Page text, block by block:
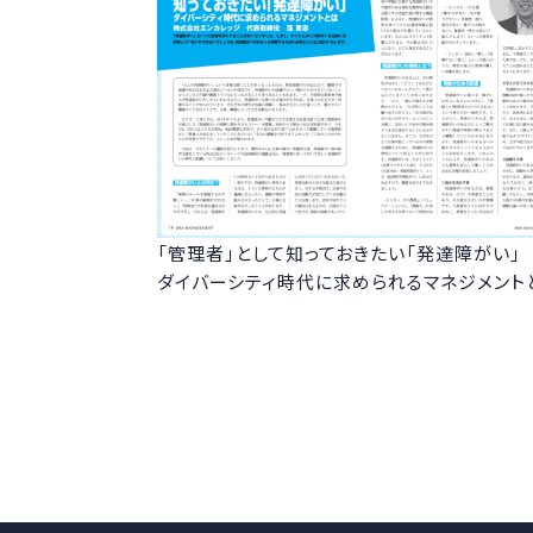
「管理者」として知っておきたい「発達障がい」
ダイバーシティ時代に求められるマネジメント